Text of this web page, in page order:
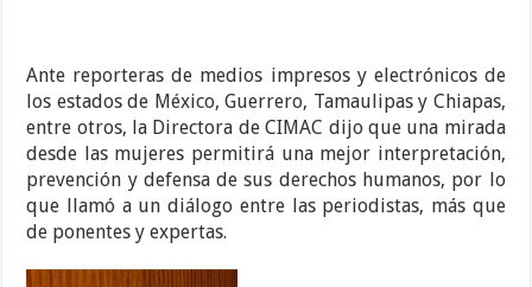
Ante reporteras de medios impresos y electrónicos de
los estados de México, Guerrero, Tamaulipas y Chiapas,
entre otros, la Directora de CIMAC dijo que una mirada
desde las mujeres permitirá una mejor interpretación,
prevención y defensa de sus derechos humanos, por lo
que llamó a un diálogo entre las periodistas, más que
de ponentes y expertas.